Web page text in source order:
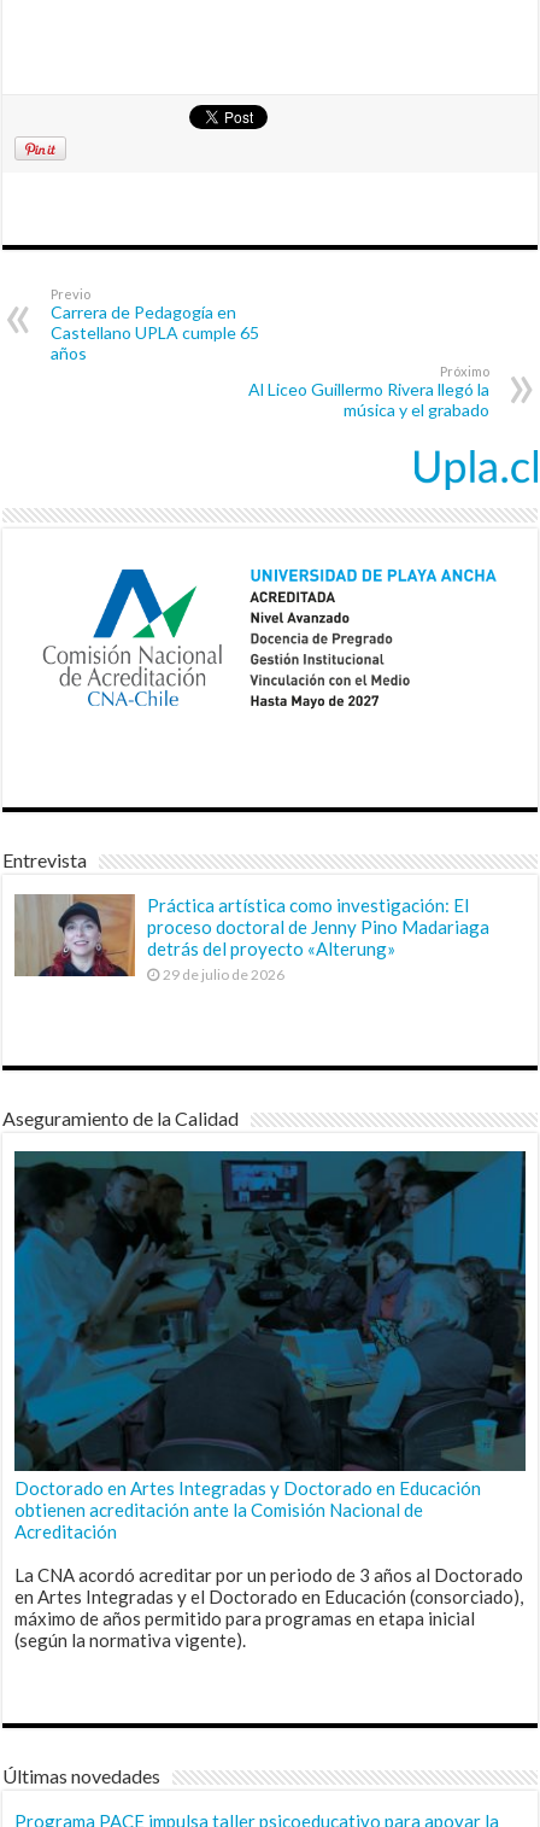
Previo
Carrera de Pedagogía en
Castellano UPLA cumple 65
años
Próximo
Al Liceo Guillermo Rivera llegó la
música y el grabado
Entrevista
Práctica artística como investigación: El
proceso doctoral de Jenny Pino Madariaga
detrás del proyecto «Alterung»
29 de julio de 2026
Aseguramiento de la Calidad
Doctorado en Artes Integradas y Doctorado en Educación
obtienen acreditación ante la Comisión Nacional de
Acreditación
La CNA acordó acreditar por un periodo de 3 años al Doctorado
en Artes Integradas y el Doctorado en Educación (consorciado),
máximo de años permitido para programas en etapa inicial
(según la normativa vigente).
Últimas novedades
Programa PACE impulsa taller psicoeducativo para apoyar la